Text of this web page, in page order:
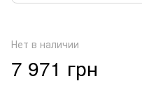
Нет в наличии
7 971 грн